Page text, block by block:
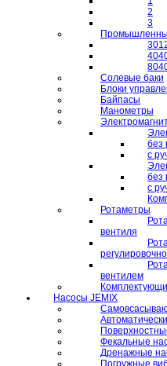
2
3
Солевые баки
Блоки
Байпасы
Манометры
без
с
без
с
Ротаметры
вентиля
вентилем
Насосы JEMIX
Фекальные
Дренажные
Погружные